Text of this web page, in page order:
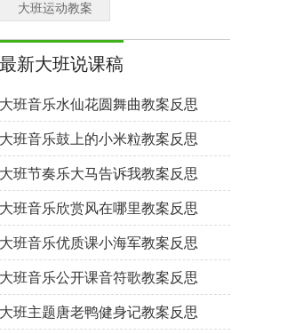
大班运动教案
最新大班说课稿
大班音乐水仙花圆舞曲教案反思
大班音乐鼓上的小米粒教案反思
大班节奏乐大马告诉我教案反思
大班音乐欣赏风在哪里教案反思
大班音乐优质课小海军教案反思
大班音乐公开课音符歌教案反思
大班主题唐老鸭健身记教案反思